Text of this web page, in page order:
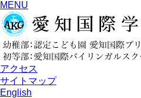
MENU
アクセス
サイトマップ
English